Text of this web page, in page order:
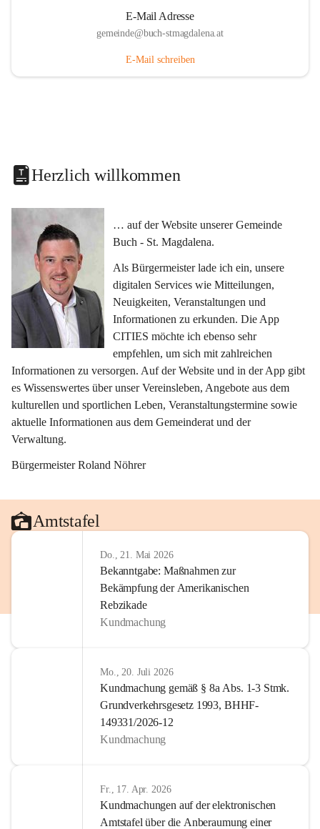
E-Mail Adresse
gemeinde@buch-stmagdalena.at
E-Mail schreiben
Herzlich willkommen
… auf der Website unserer Gemeinde
Buch - St. Magdalena.
Als Bürgermeister lade ich ein, unsere
digitalen Services wie Mitteilungen,
Neuigkeiten, Veranstaltungen und
Informationen zu erkunden. Die App
CITIES möchte ich ebenso sehr
empfehlen, um sich mit zahlreichen
Informationen zu versorgen. Auf der Website und in der App gibt
es Wissenswertes über unser Vereinsleben, Angebote aus dem
kulturellen und sportlichen Leben, Veranstaltungstermine sowie
aktuelle Informationen aus dem Gemeinderat und der
Verwaltung.
Bürgermeister Roland Nöhrer
Amtstafel
Do., 21. Mai 2026
Bekanntgabe: Maßnahmen zur
Bekämpfung der Amerikanischen
Rebzikade
Kundmachung
Mo., 20. Juli 2026
Kundmachung gemäß § 8a Abs. 1-3 Stmk.
Grundverkehrsgesetz 1993, BHHF-
149331/2026-12
Kundmachung
Fr., 17. Apr. 2026
Kundmachungen auf der elektronischen
Amtstafel über die Anberaumung einer